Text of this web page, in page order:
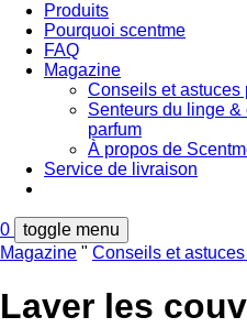
Produits
Pourquoi scentme
FAQ
Magazine
Conseils et astuces
Senteurs du linge
parfum
À propos de
Service de livraison
0
toggle menu
Magazine " Conseils et
Laver les